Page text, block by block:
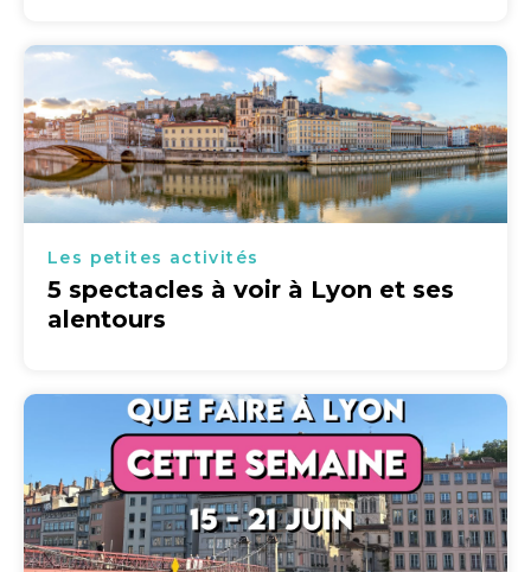
Les petites activités
5 spectacles à voir à Lyon et ses
alentours